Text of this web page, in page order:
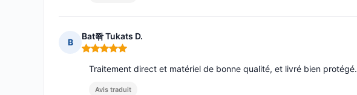
B
Bat쫚 Tukats D.
Note : 5 sur 5
Traitement direct et matériel de bonne qualité, et livré bien protégé.
Avis traduit